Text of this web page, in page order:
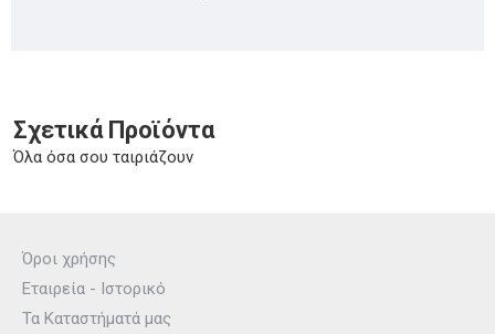
Σχετικά Προϊόντα
Όλα όσα σου ταιριάζουν
Όροι χρήσης
Εταιρεία - Ιστορικό
Τα Καταστήματά μας